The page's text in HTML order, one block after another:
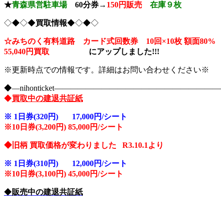
★青森県営駐車場 60分券→ 150円販売 在庫９枚
◇◆◇◆買取情報◆◇◆◇
☆みちのく有料道路 カード式回数券 10回×10枚 額面80%
55,040円買取 にアップしました!!!
※更新時点での情報です。詳細はお問い合わせください※
◆買取中の建退共証紙
※ 1日券(320円) 17,000円/シート
※10 日券(3,200円) 85,000円/シート
◆旧柄 買取価格が変わりました R3.10.1より
※ 1日券(310円) 12,000円/シート
※10 日券(3,100円) 45,000円/シート
◆販売中の建退共証紙